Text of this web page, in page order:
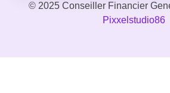
© 2025 Conseiller Financier
Pixxelstudio86